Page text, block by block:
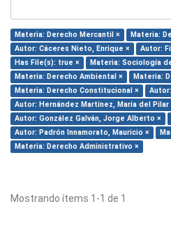
Materia: Derecho Mercantil ×
Materia:
Autor: Cáceres Nieto, Enrique ×
Autor:
Has File(s): true ×
Materia: Sociología
Materia: Derecho Ambiental ×
Materia:
Materia: Derecho Constitucional ×
Autor: Hernández Martínez, María del Pilar
Autor: González Galván, Jorge Alberto ×
Autor: Padrón Innamorato, Mauricio ×
Materia: Derecho Administrativo ×
Mostrando ítems 1-1 de 1